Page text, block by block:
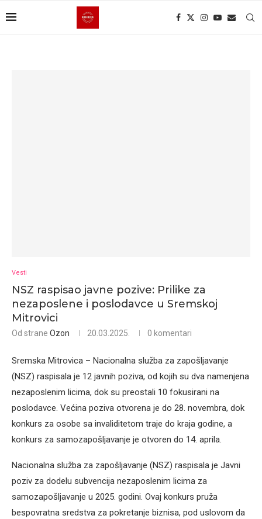
Vesti
NSZ raspisao javne pozive: Prilike za
nezaposlene i poslodavce u Sremskoj
Mitrovici
Od strane Ozon 20.03.2025. 0 komentari
Sremska Mitrovica – Nacionalna služba za zapošljavanje
(NSZ) raspisala je 12 javnih poziva, od kojih su dva namenjena
nezaposlenim licima, dok su preostali 10 fokusirani na
poslodavce. Većina poziva otvorena je do 28. novembra, dok
konkurs za osobe sa invaliditetom traje do kraja godine, a
konkurs za samozapošljavanje je otvoren do 14. aprila.
Nacionalna služba za zapošljavanje (NSZ) raspisala je Javni
poziv za dodelu subvencija nezaposlenim licima za
samozapošljavanje u 2025. godini. Ovaj konkurs pruža
bespovratna sredstva za pokretanje biznisa, pod uslovom da